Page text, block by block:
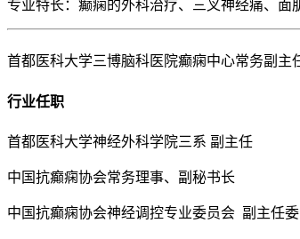
专业特长：癫痫的外科治疗、三叉神经痛、面
首都医科大学三博脑科医院癫痫中心常务副主
行业任职
首都医科大学神经外科学院三系 副主任
中国抗癫痫协会常务理事、副秘书长
中国抗癫痫协会神经调控专业委员会 副主任委